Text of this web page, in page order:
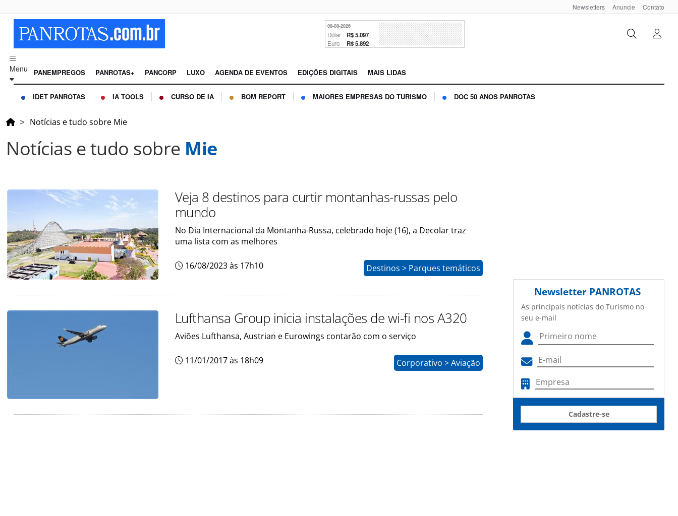
Newsletters Anuncie Contato
08-08-2026
Dólar R$ 5.097
Euro R$ 5.892
Menu PANEMPREGOS PANROTAS+ PANCORP LUXO AGENDA DE EVENTOS EDIÇÕES DIGITAIS MAIS LIDAS
IDET PANROTAS IA TOOLS CURSO DE IA BOM REPORT MAIORES EMPRESAS DO TURISMO DOC 50 ANOS PANROTAS
Notícias e tudo sobre Mie
Notícias e tudo sobre Mie
Veja 8 destinos para curtir montanhas-russas pelo
mundo
No Dia Internacional da Montanha-Russa, celebrado hoje (16), a Decolar traz
uma lista com as melhores
16/08/2023 às 17h10 Destinos > Parques temáticos
Lufthansa Group inicia instalações de wi-fi nos A320
Aviões Lufthansa, Austrian e Eurowings contarão com o serviço
11/01/2017 às 18h09 Corporativo > Aviação
Newsletter PANROTAS
As principais notícias do Turismo no
seu e-mail
Cadastre-se